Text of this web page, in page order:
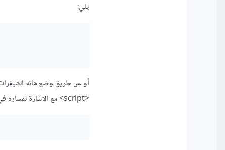
يلي:
<script> مع الاشارة لمساره في قيمة الخاصية src كما يلي: